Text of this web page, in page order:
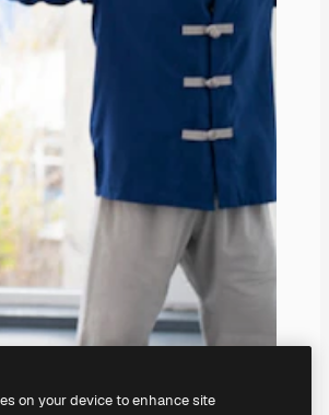
on your device to enhance site